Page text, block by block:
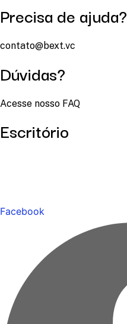
Precisa de ajuda?
contato@bext.vc
Dúvidas?
Acesse nosso FAQ
Escritório
Facebook